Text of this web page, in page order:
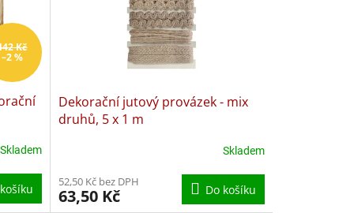
Kč
–2 %
Skladem
Dekorační jutový provázek - mix
druhů, 5 x 1 m
Skladem
52,50 Kč bez DPH
63,50 Kč Do košíku